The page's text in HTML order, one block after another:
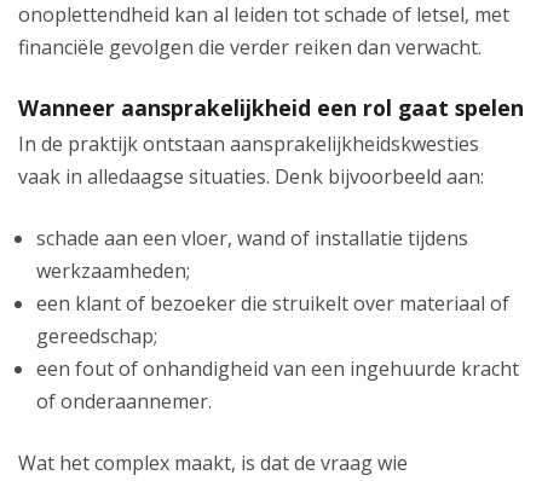
onoplettendheid kan al leiden tot schade of letsel, met
financiële gevolgen die verder reiken dan verwacht.
Wanneer aansprakelijkheid een rol gaat spelen
In de praktijk ontstaan aansprakelijkheidskwesties
vaak in alledaagse situaties. Denk bijvoorbeeld aan:
schade aan een vloer, wand of installatie tijdens
werkzaamheden;
een klant of bezoeker die struikelt over materiaal of
gereedschap;
een fout of onhandigheid van een ingehuurde kracht
of onderaannemer.
Wat het complex maakt, is dat de vraag wie